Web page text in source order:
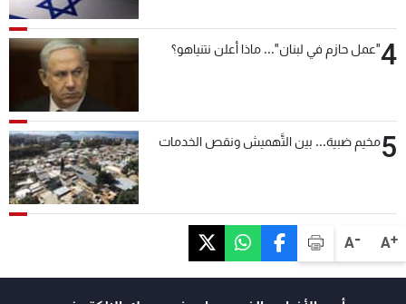
A+
A-
4"عمل حازم في لبنان"... ماذا أعلن نتنياهو؟
5مخيم ضبية... بين التَّهميش ونقص الخدمات